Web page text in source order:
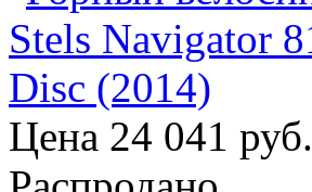
Цена 24 041 руб.